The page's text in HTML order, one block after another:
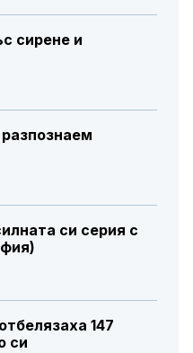
сирене и
си серия с
147
си